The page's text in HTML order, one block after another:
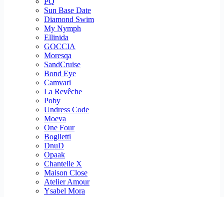
Sun Base Date
Diamond Swim
My Nymph
Ellinida
GOCCIA
Moresqa
SandCruise
Bond Eye
Camvari
La Revêche
Poby
Undress Code
Moeva
One Four
Boglietti
DnuD
Opaak
Chantelle X
Maison Close
Atelier Amour
Ysabel Mora